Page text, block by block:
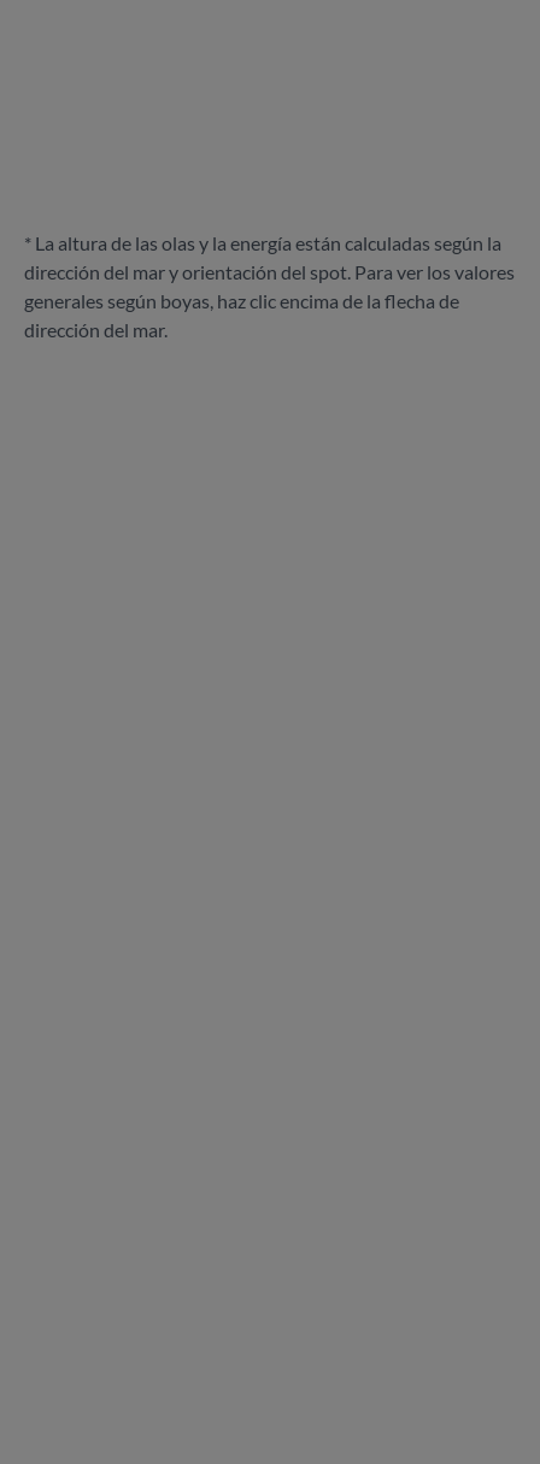
* La altura de las olas y la energía están calculadas según la
dirección del mar y orientación del spot. Para ver los valores
generales según boyas, haz clic encima de la flecha de
dirección del mar.